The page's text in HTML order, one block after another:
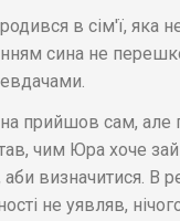
в сім'ї, яка
сина не
прийшов сам,
чим Юра хоче
визначитися. В
не уявляв,